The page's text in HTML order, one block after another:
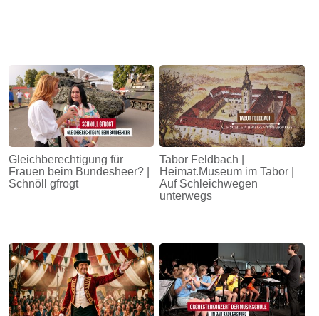
Gleichberechtigung für
Frauen beim Bundesheer? |
Schnöll gfrogt
Tabor Feldbach |
Heimat.Museum im Tabor |
Auf Schleichwegen
unterwegs